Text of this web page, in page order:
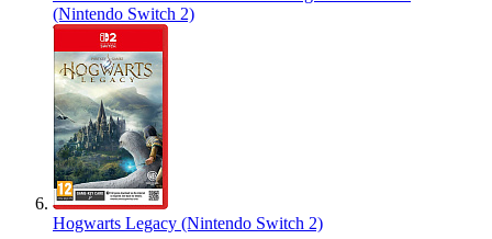
(Nintendo Switch 2)
Hogwarts Legacy (Nintendo Switch 2)